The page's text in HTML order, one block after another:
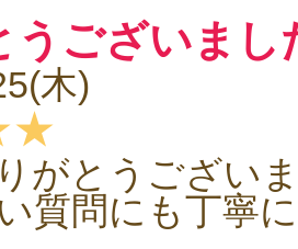
うございまし
木)
がとうござい
質問にも丁寧